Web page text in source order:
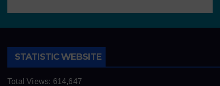
STATISTIC WEBSITE
Total Views: 614,647